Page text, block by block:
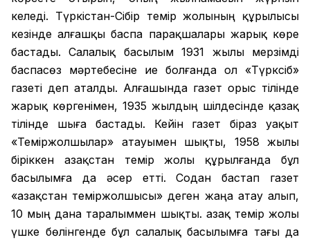
келеді. Түркістан-Сібір темір жолының құрылысы
кезінде алғашқы баспа парақшалары жарық көре
бастады. Салалық басылым 1931 жылы мерзімді
баспасөз мәртебесіне ие болғанда ол «Түрксіб»
газеті деп аталды. Алғашында газет орыс тілінде
жарық көргенімен, 1935 жылдың шілдесінде қазақ
тілінде шыға бастады. Кейін газет біраз уақыт
«Теміржолшылар» атауымен шықты, 1958 жылы
біріккен Қазақстан темір жолы құрылғанда бұл
басылымға да әсер етті. Содан бастап газет
«Қазақстан теміржолшысы» деген жаңа атау алып,
10 мың дана таралыммен шықты. Қазақ темір жолы
үшке бөлінгенде бұл салалық басылымға тағы да